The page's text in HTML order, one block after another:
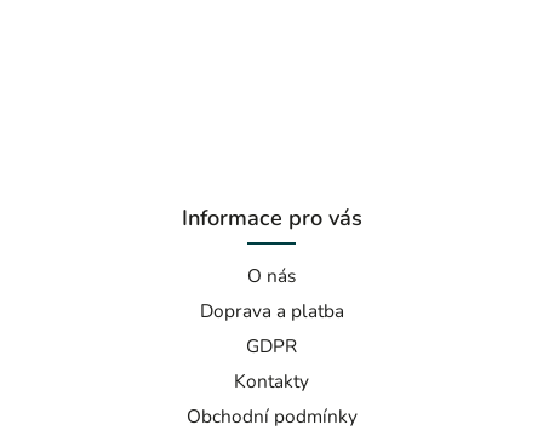
Informace pro vás
O nás
Doprava a platba
GDPR
Kontakty
Obchodní podmínky